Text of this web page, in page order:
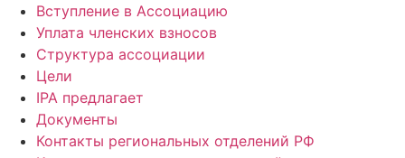
Вступление в Ассоциацию
Уплата членских взносов
Структура ассоциации
Цели
IPA предлагает
Документы
Контакты региональных отделений РФ